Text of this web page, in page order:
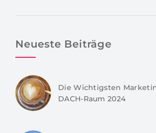
Neueste Beiträge
Die Wichtigsten
DACH-Raum 2024